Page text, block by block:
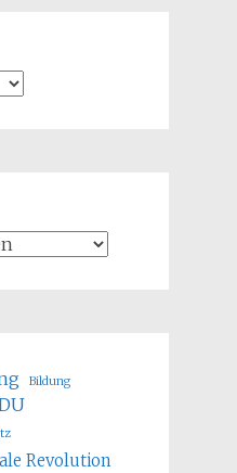
Bildung
Revolution